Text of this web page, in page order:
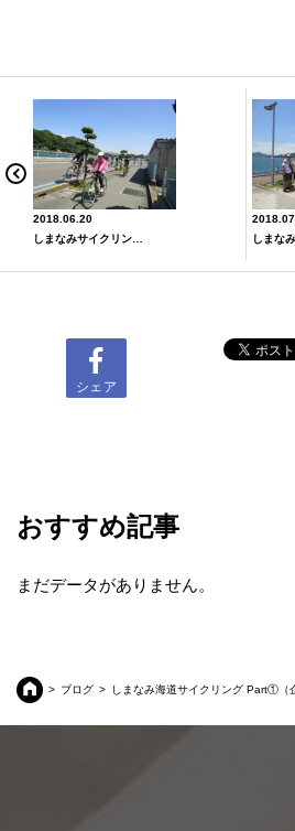
2018.06.20
しまなみサイクリングでGO （*≧∀≦*）
しまなみ海道サイ
シェア
おすすめ記事
まだデータがありません。
ブログ しまなみ海道サイクリング Part①（